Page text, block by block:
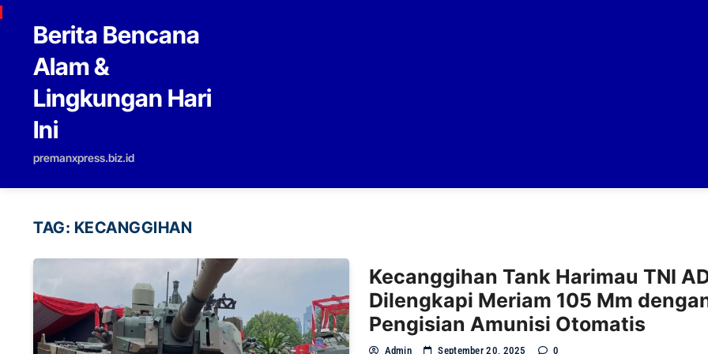
Skip to content
Berita Bencana
Alam &
Lingkungan Hari
Ini
premanxpress.biz.id
TAG: KECANGGIHAN
Kecanggihan Tank Harimau TNI
Dilengkapi Meriam 105 Mm
Pengisian Amunisi Otomatis
Admin September 20, 2025 0